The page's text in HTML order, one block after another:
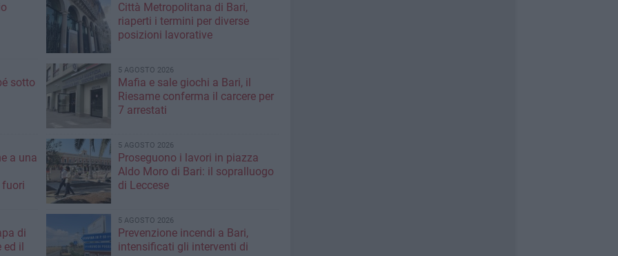
Città Metropolitana di Bari,
riaperti i termini per diverse
posizioni lavorative
sotto
5 AGOSTO 2026
Mafia e sale giochi a Bari, il
Riesame conferma il carcere per
7 arrestati
a una
fuori
5 AGOSTO 2026
Proseguono i lavori in piazza
Aldo Moro di Bari: il sopralluogo
di Leccese
di
ed il
5 AGOSTO 2026
Prevenzione incendi a Bari,
intensificati gli interventi di